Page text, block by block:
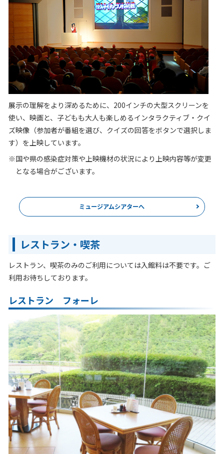
展示の理解をより深めるために、200インチの大型スクリーンを
使い、映画と、子どもも大人も楽しめるインタラクティブ・クイ
ズ映像（参加者が番組を選び、クイズの回答をボタンで選択しま
す）を上映しています。
※国や県の感染症対策や上映機材の状況により上映内容等が変更
となる場合がございます。
ミュージアムシアターへ
レストラン・喫茶
レストラン、喫茶のみのご利用については入館料は不要です。ご
利用お待ちしております。
レストラン フォーレ